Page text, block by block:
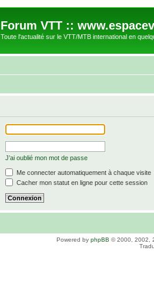
Forum VTT ::
Toute l'actualité sur le VTT/MTB international en
J’ai oublié mon mot de passe
Me connecter automatiquement à chaque visite
Cacher mon statut en ligne pour cette session
Powered by phpBB © 2000, 2002,